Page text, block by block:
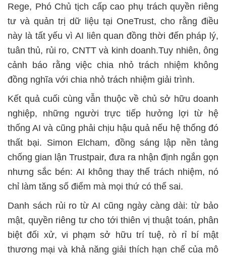
Rege, Phó Chủ tịch cấp cao phụ trách quyền riêng
tư và quản trị dữ liệu tại OneTrust, cho rằng điều
này là tất yếu vì AI liên quan đồng thời đến pháp lý,
tuân thủ, rủi ro, CNTT và kinh doanh.Tuy nhiên, ông
cảnh báo rằng việc chia nhỏ trách nhiệm không
đồng nghĩa với chia nhỏ trách nhiệm giải trình.
Kết quả cuối cùng vẫn thuộc về chủ sở hữu doanh
nghiệp, những người trực tiếp hưởng lợi từ hệ
thống AI và cũng phải chịu hậu quả nếu hệ thống đó
thất bại. Simon Elcham, đồng sáng lập nền tảng
chống gian lận Trustpair, đưa ra nhận định ngắn gọn
nhưng sắc bén: AI không thay thế trách nhiệm, nó
chỉ làm tăng số điểm mà mọi thứ có thể sai.
Danh sách rủi ro từ AI cũng ngày càng dài: từ bảo
mật, quyền riêng tư cho tới thiên vị thuật toán, phân
biệt đối xử, vi phạm sở hữu trí tuệ, rò rỉ bí mật
thương mại và khả năng giải thích hạn chế của mô